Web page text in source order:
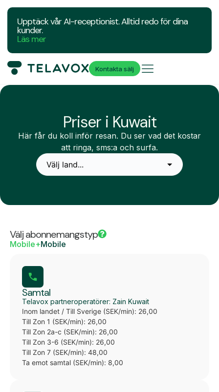
Upptäck vår AI-receptionist. Alltid redo för dina
kunder.
Läs mer
Kontakta sälj
Priser i Kuwait
Här får du koll inför resan. Du ser vad det kostar
att ringa, sms:a och surfa.
Välj abonnemangstyp
Mobile+Mobile
Samtal
Telavox partneroperatörer: Zain Kuwait
Inom landet / Till Sverige (SEK/min): 26,00
Till Zon 1 (SEK/min): 26,00
Till Zon 2a-c (SEK/min): 26,00
Till Zon 3-6 (SEK/min): 26,00
Till Zon 7 (SEK/min): 48,00
Ta emot samtal (SEK/min): 8,00